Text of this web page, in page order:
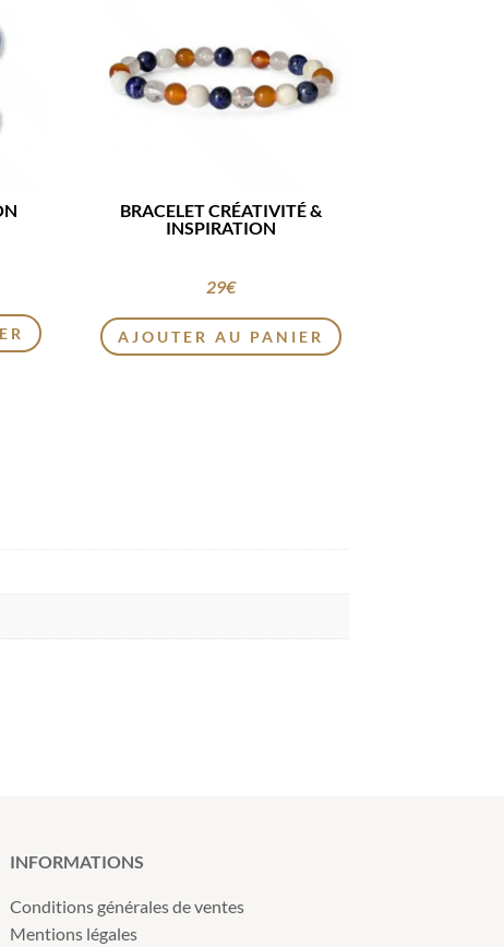
BRACELET CRÉATIVITÉ &
INSPIRATION
29€
AJOUTER AU PANIER
INFORMATIONS
Conditions générales de ventes
Mentions légales